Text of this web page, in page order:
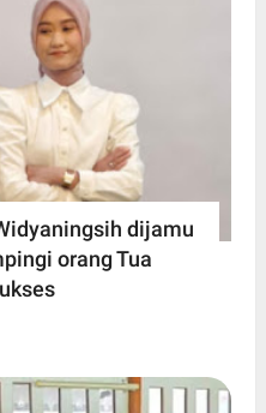
dijamu
orang Tua